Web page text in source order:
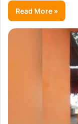
Read More »